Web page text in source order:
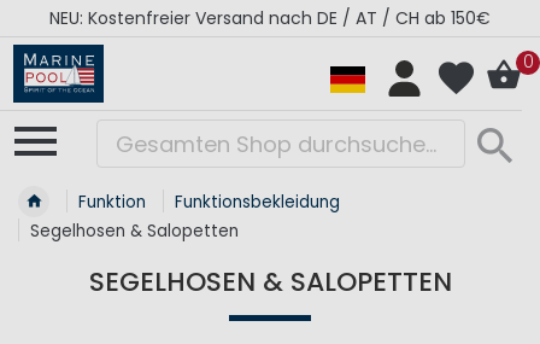
DE / AT / CH ab 150€
RÉGATES ROYALES
0
Funktion
Funktionsbekleidung
Segelhosen & Salopetten
SEGELHOSEN & SALOPETTEN